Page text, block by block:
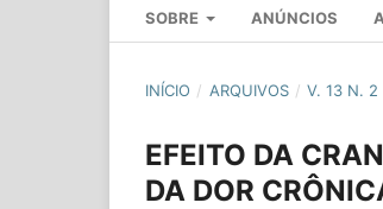
SOBRE ANÚNCIOS
INÍCIO / ARQUIVOS / V. 13 N.
EFEITO DA
DA DOR